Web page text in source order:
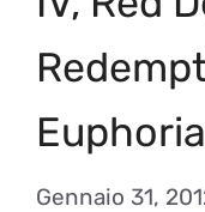
Euphoria
Gennaio 31,